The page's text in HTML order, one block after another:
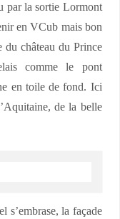
par la sortie Lormont
en VCub mais bon
du château du Prince
comme le pont
en toile de fond. Ici
de la belle
s’embrase, la façade